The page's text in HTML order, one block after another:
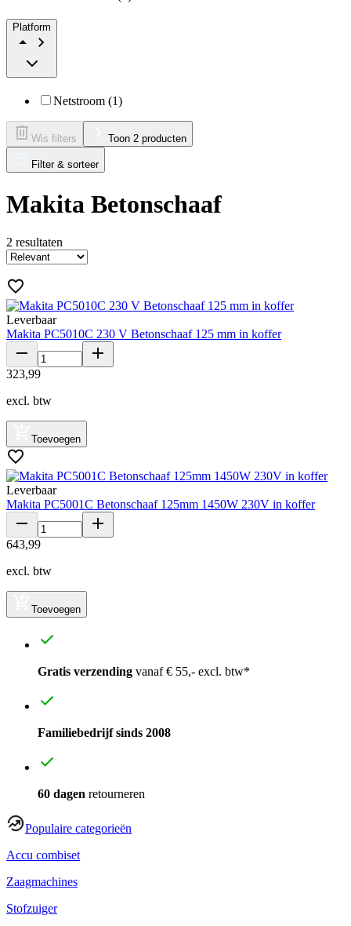
Platform
Netstroom (1)
Wis filters Toon 2 producten
Filter & sorteer
Makita Betonschaaf
2 resultaten
Leverbaar
Makita PC5010C 230 V Betonschaaf 125 mm in koffer
323,99
excl. btw
Toevoegen
Leverbaar
Makita PC5001C Betonschaaf 125mm 1450W 230V in koffer
643,99
excl. btw
Toevoegen
Gratis verzending vanaf € 55,- excl. btw*
Familiebedrijf sinds 2008
60 dagen retourneren
Populaire categorieën
Accu combiset
Zaagmachines
Stofzuiger